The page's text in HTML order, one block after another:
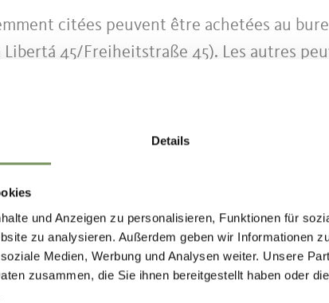
Details
und Anzeigen zu personalisieren, Funktionen für
zu analysieren. Außerdem geben wir Informationen
Medien, Werbung und Analysen weiter. Unsere
zusammen, die Sie ihnen bereitgestellt haben oder
citées peuvent être achetées au
45/Freiheitstraße 45). Les autres
lors de leur arrivée.